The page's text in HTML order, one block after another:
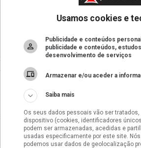
Usamos cookies e
Publicidade e conteúdos
publicidade e conteúdos,
desenvolvimento de serviços
Armazenar e/ou aceder a
Saiba mais
Os seus dados pessoais vão ser
dispositivo (cookies, identificadores
podem ser armazenadas, acedidas e
usadas especificamente por este site.
podemos usar dados de geolocalização